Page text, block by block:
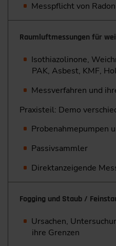
Messpflicht von
Raumluftmessungen für
Isothiazolinone,
PAK, Asbest, KMF,
Messverfahren und
Praxisteil: Demo
Probenahmepumpen
Passivsammler
Direktanzeigende
Fogging und Staub /
Ursachen,
ihre Grenzen